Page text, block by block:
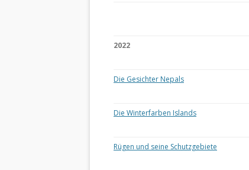
2022
Die Gesichter Nepals
Die Winterfarben Islands
Rügen und seine Schutzgebiete